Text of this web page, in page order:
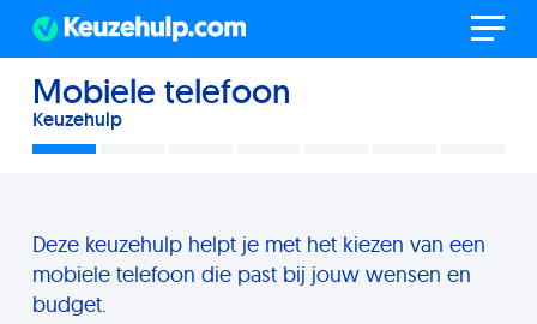
Mobiele telefoon
Keuzehulp
Deze keuzehulp helpt je met het kiezen van een
mobiele telefoon die past bij jouw wensen en
budget.